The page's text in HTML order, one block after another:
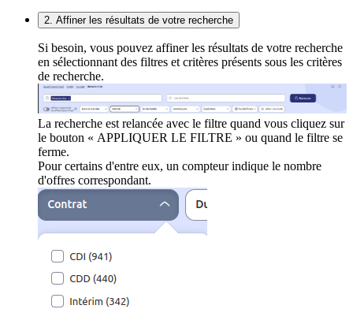
2. Affiner les résultats de votre recherche
Si besoin, vous pouvez affiner les résultats de votre recherche
en sélectionnant des filtres et critères présents sous les critères
de recherche.
La recherche est relancée avec le filtre quand vous cliquez sur
le bouton « APPLIQUER LE FILTRE » ou quand le filtre se
ferme.
Pour certains d'entre eux, un compteur indique le nombre
d'offres correspondant.